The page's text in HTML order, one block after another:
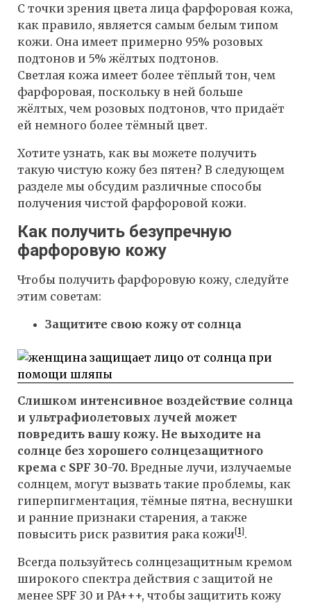
С точки зрения цвета лица фарфоровая кожа,
как правило, является самым белым типом
кожи. Она имеет примерно 95% розовых
подтонов и 5% жёлтых подтонов.
Светлая кожа имеет более тёплый тон, чем
фарфоровая, поскольку в ней больше
жёлтых, чем розовых подтонов, что придаёт
ей немного более тёмный цвет.
Хотите узнать, как вы можете получить
такую чистую кожу без пятен? В следующем
разделе мы обсудим различные способы
получения чистой фарфоровой кожи.
Как получить безупречную
фарфоровую кожу
Чтобы получить фарфоровую кожу, следуйте
этим советам:
Защитите свою кожу от солнца
Слишком интенсивное воздействие солнца
и ультрафиолетовых лучей может
повредить вашу кожу. Не выходите на
солнце без хорошего солнцезащитного
крема с SPF 30-70. Вредные лучи, излучаемые
солнцем, могут вызвать такие проблемы, как
гиперпигментация, тёмные пятна, веснушки
и ранние признаки старения, а также
повысить риск развития рака кожи[1].
Всегда пользуйтесь солнцезащитным кремом
широкого спектра действия с защитой не
менее SPF 30 и PA+++, чтобы защитить кожу